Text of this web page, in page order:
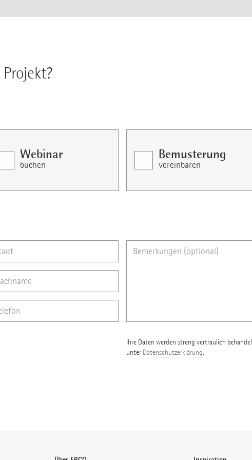
Webinar
buchen
Bemusterung
vereinbaren
Ihre Daten werden streng vertraulich
unter Datenschutzerklärung.